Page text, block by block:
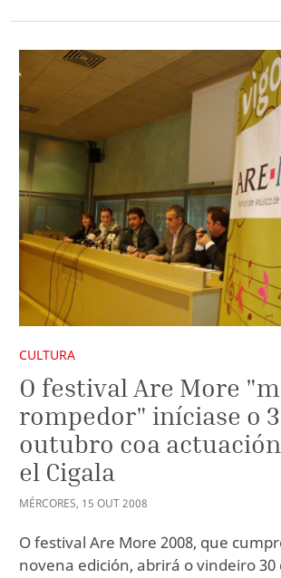
CULTURA
O festival Are More
rompedor" iníciase o
outubro coa
el Cigala
MÉRCORES, 15 OUT2008
O festival Are More 2008, que
novena edición, abrirá o vindeiro